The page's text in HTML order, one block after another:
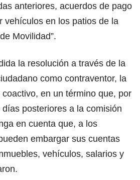
anteriores, acuerdos de pago
vehículos en los patios de la
Movilidad”.
la resolución a través de la
como contraventor, la
en un término que, por
posteriores a la comisión
en cuenta que, a los
embargar sus cuentas
vehículos, salarios y